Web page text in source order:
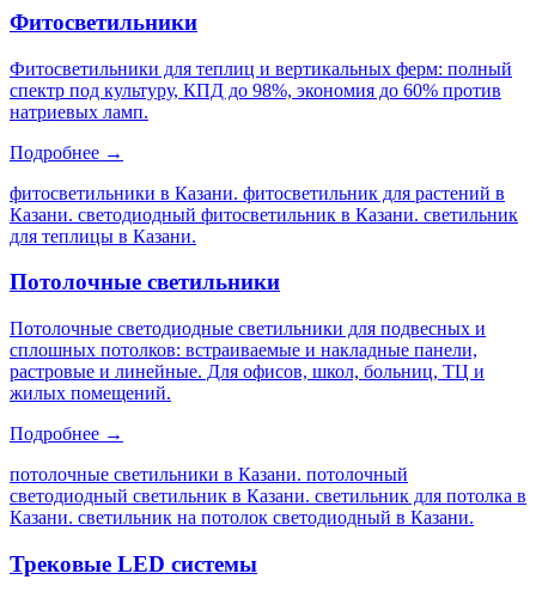
Фитосветильники
Фитосветильники для теплиц и вертикальных ферм: полный
спектр под культуру, КПД до 98%, экономия до 60% против
натриевых ламп.
Подробнее →
фитосветильники в Казани. фитосветильник для растений в
Казани. светодиодный фитосветильник в Казани. светильник
для теплицы в Казани.
Потолочные светильники
Потолочные светодиодные светильники для подвесных и
сплошных потолков: встраиваемые и накладные панели,
растровые и линейные. Для офисов, школ, больниц, ТЦ и
жилых помещений.
Подробнее →
потолочные светильники в Казани. потолочный
светодиодный светильник в Казани. светильник для потолка в
Казани. светильник на потолок светодиодный в Казани.
Трековые LED системы